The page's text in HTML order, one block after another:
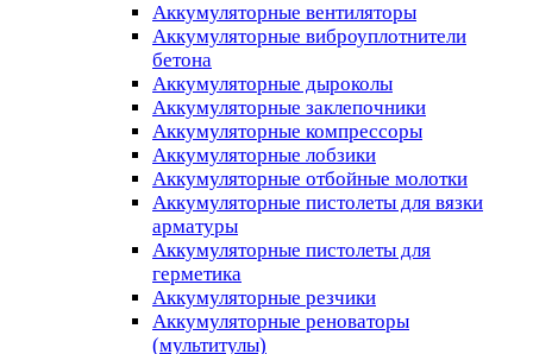
Аккумуляторные вентиляторы
Аккумуляторные виброуплотнители
бетона
Аккумуляторные дыроколы
Аккумуляторные заклепочники
Аккумуляторные компрессоры
Аккумуляторные лобзики
Аккумуляторные отбойные молотки
Аккумуляторные пистолеты для вязки
арматуры
Аккумуляторные пистолеты для
герметика
Аккумуляторные резчики
Аккумуляторные реноваторы
(мультитулы)